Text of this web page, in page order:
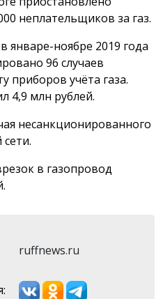
неплательщиков за газ.
январе-ноябре 2019 года
96 случаев
приборов учёта газа.
4,9 млн рублей.
несанкционированного
в газопровод
ruffnews.ru